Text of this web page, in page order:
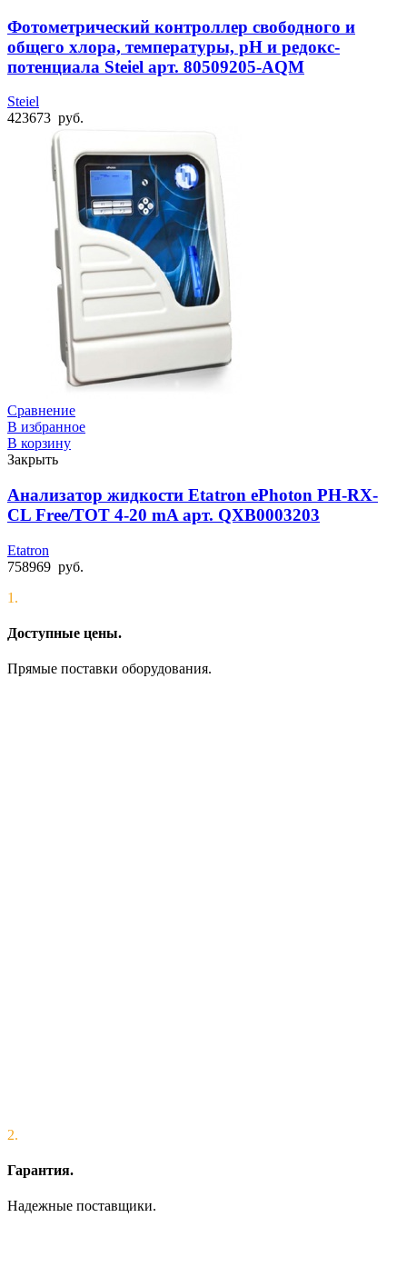
Фотометрический контроллер свободного и
общего хлора, температуры, рН и редокс-
потенциала Steiel арт. 80509205-AQM
Steiel
423673 руб.
Сравнение
В избранное
В корзину
Закрыть
Анализатор жидкости Etatron ePhoton PH-RX-
CL Free/TOT 4-20 mA арт. QXB0003203
Etatron
758969 руб.
1.
Доступные цены.
Прямые поставки оборудования.
2.
Гарантия.
Надежные поставщики.